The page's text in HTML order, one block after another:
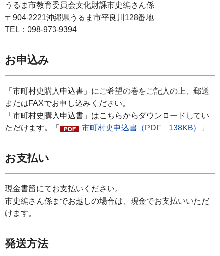
うるま市教育委員会文化財課市史編さん係
〒904-2221沖縄県うるま市平良川128番地
TEL：098-973-9394
お申込み
「市町村史購入申込書」にご希望の巻をご記入の上、郵送
またはFAXでお申し込みください。
「市町村史購入申込書」はこちらからダウンロードしてい
ただけます。「
市町村史申込書（PDF：138KB） 」
お支払い
現金書留にてお支払いください。
市史編さん係までお越しの場合は、現金でお支払いいただ
けます。
発送方法